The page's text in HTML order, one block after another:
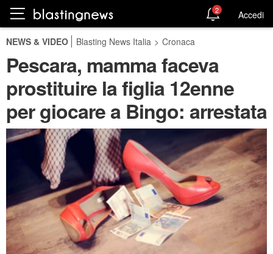
2 Accedi
NEWS & VIDEO Blasting News Italia > Cronaca
Pescara, mamma faceva
prostituire la figlia 12enne
per giocare a Bingo: arrestata